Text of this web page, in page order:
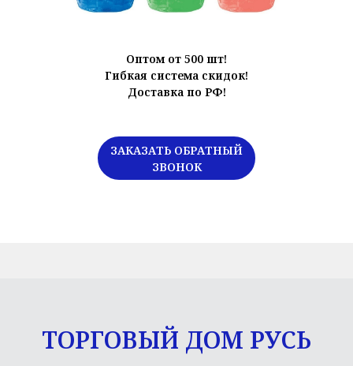
Оптом от 500 шт!
Гибкая система скидок!
Доставка по РФ!
ЗАКАЗАТЬ ОБРАТНЫЙ
ЗВОНОК
ТОРГОВЫЙ ДОМ РУСЬ